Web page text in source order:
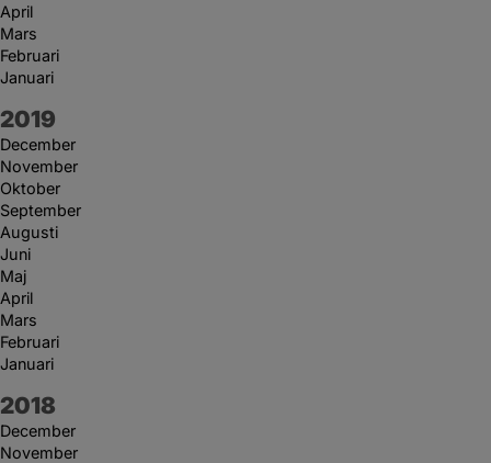
April
Mars
Februari
Januari
År:
2019
December
November
Oktober
September
Augusti
Juni
Maj
April
Mars
Februari
Januari
År:
2018
December
November